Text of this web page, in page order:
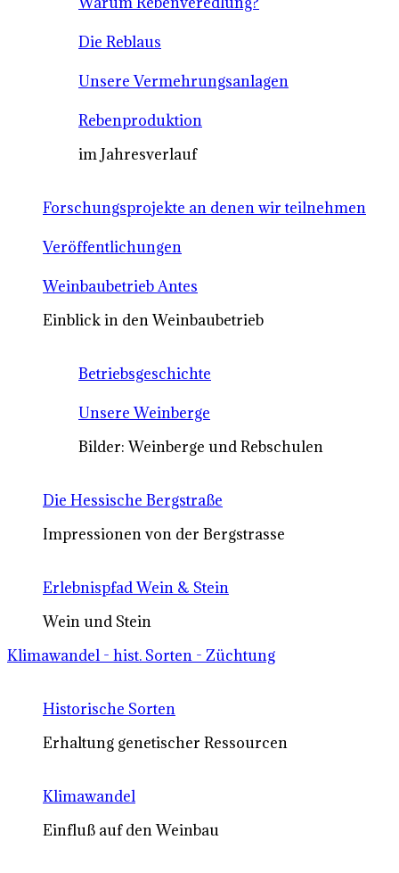
Die Reblaus
Unsere Vermehrungsanlagen
Rebenproduktion
im Jahresverlauf
Forschungsprojekte an denen wir teilnehmen
Veröffentlichungen
Weinbaubetrieb Antes
Einblick in den Weinbaubetrieb
Betriebsgeschichte
Unsere Weinberge
Bilder: Weinberge und Rebschulen
Die Hessische Bergstraße
Impressionen von der Bergstrasse
Erlebnispfad Wein & Stein
Wein und Stein
Klimawandel - hist. Sorten - Züchtung
Historische Sorten
Erhaltung genetischer Ressourcen
Klimawandel
Einfluß auf den Weinbau